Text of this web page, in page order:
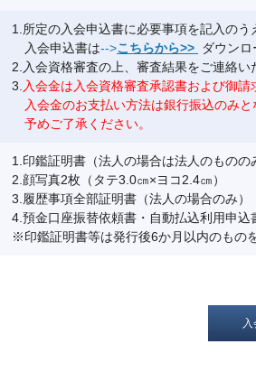
1.所定の入会申込書に必要事項を記入の
入会申込書は-->こちらから>>
ダウン
2.入会資格審査の上、審査結果をご連絡い
3. 入会金は入会資格審査承認書および御
入会金のお支払い方法は銀行振込のみ
予めご了承ください。
1.印鑑証明書（法人の場合は法人のものの
2.顔写真2枚（タテ3.0㎝×ヨコ2.4㎝）
3.履歴事項全部証明書（法人の場合のみ）
4.預金口座振替依頼書・自動払込利用申
※印鑑証明書等は発行後6か月以内のもの